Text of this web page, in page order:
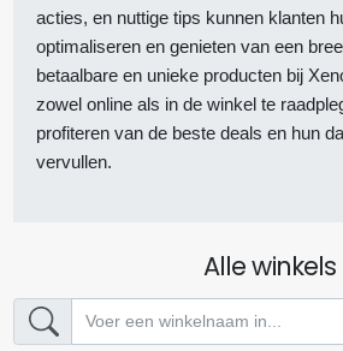
acties, en nuttige tips kunnen klanten
optimaliseren en genieten van een
betaalbare en unieke producten bij
zowel online als in de winkel te
profiteren van de beste deals en hun
vervullen.
Alle winkels